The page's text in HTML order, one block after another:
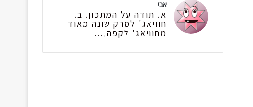
אבי
א. תודה על המתכון. ב.
חוויאג' למרק שונה מאוד
מחוויאג' לקפה,...